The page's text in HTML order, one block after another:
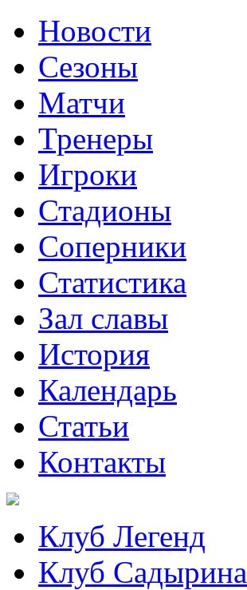
Новости
Сезоны
Матчи
Тренеры
Игроки
Стадионы
Соперники
Статистика
Зал славы
История
Календарь
Статьи
Контакты
Клуб Легенд
Клуб Садырина